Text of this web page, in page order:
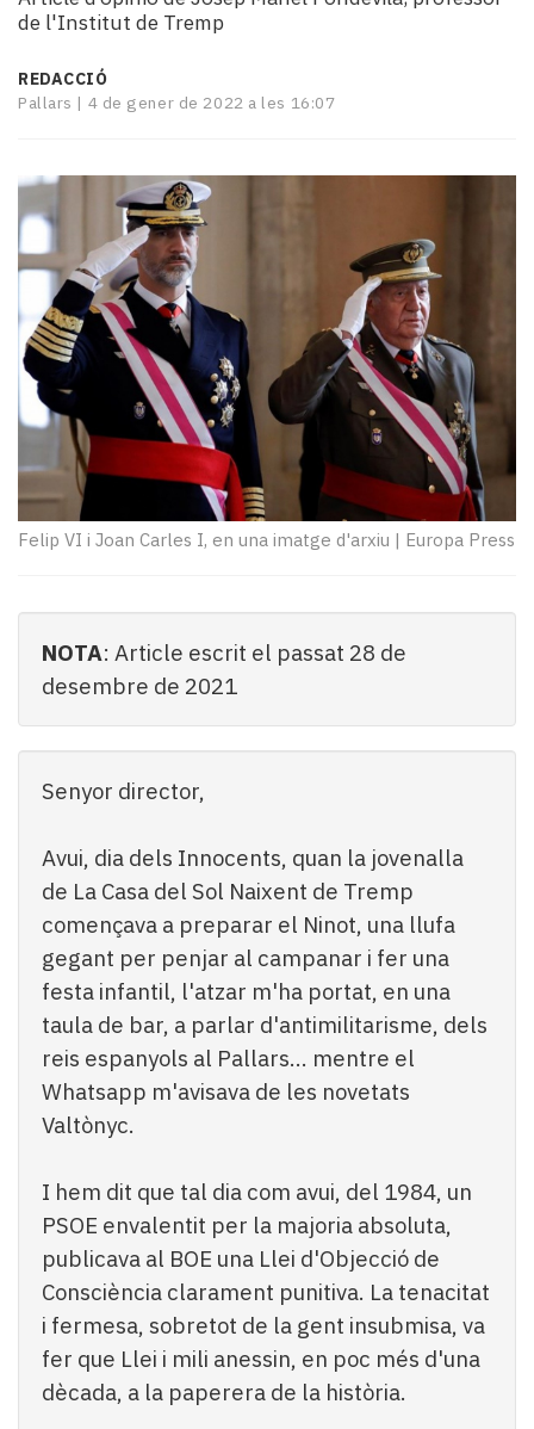
i
Cultura
Esports
TV
i
El
temps
Reportatges
Entrevistes
Enquestes
A
escena!
Subscriptors
Pallars
Contingut
Lo
llegit...
de l'Institut de Tremp
REDACCIÓ
Pallars | 4 de gener de 2022 a les 16:07
Felip VI i Joan Carles I, en una imatge d'arxiu | Europa Press
NOTA: Article escrit el passat 28 de
desembre de 2021
Senyor director,
Avui, dia dels Innocents, quan la jovenalla
de La Casa del Sol Naixent de Tremp
començava a preparar el Ninot, una llufa
gegant per penjar al campanar i fer una
festa infantil, l'atzar m'ha portat, en una
taula de bar, a parlar d'antimilitarisme, dels
reis espanyols al Pallars... mentre el
Whatsapp m'avisava de les novetats
Valtònyc.
I hem dit que tal dia com avui, del 1984, un
PSOE envalentit per la majoria absoluta,
publicava al BOE una Llei d'Objecció de
Consciència clarament punitiva. La tenacitat
i fermesa, sobretot de la gent insubmisa, va
fer que Llei i mili anessin, en poc més d'una
dècada, a la paperera de la història.